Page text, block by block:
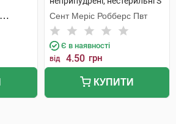
1 пара
Сент Меріс Робберс Пвт
Є в наявності
від 4.50 грн
КУПИТИ